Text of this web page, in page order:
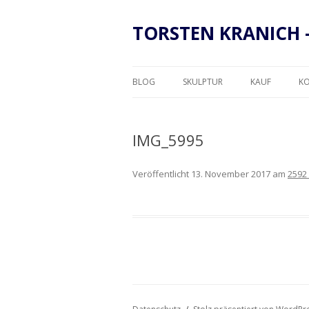
TORSTEN KRANICH
BLOG SKULPTUR KAUF
IMG_5995
Veröffentlicht 13. November 2017 am 2592